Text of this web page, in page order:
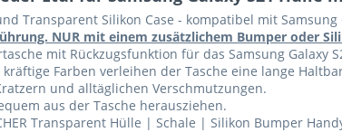
Transparent Silikon Case - kompatibel mit Samsung
NUR mit einem zusätzlichem Bumper oder
mit Rückzugsfunktion für das Samsung Galaxy
Farben verleihen der Tasche eine lange
und alltäglichen Verschmutzungen.
aus der Tasche herausziehen.
Transparent Hülle | Schale | Silikon Bumper